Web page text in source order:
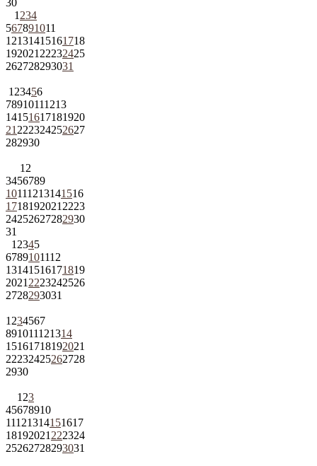
1 234
567891011
12131415161718
192021 22232425
262728293031
1 23456
78910111213
14151617181920
21 222324252627
282930
1 2
3456789
10111213141516
1718192021 2223
24252627282930
31
1 2345
6789101112
13141516171819
2021 2223242526
2728293031
1 234567
891011121314
15161718192021
22232425262728
2930
1 23
45678910
11121314151617
18192021 222324
25262728293031